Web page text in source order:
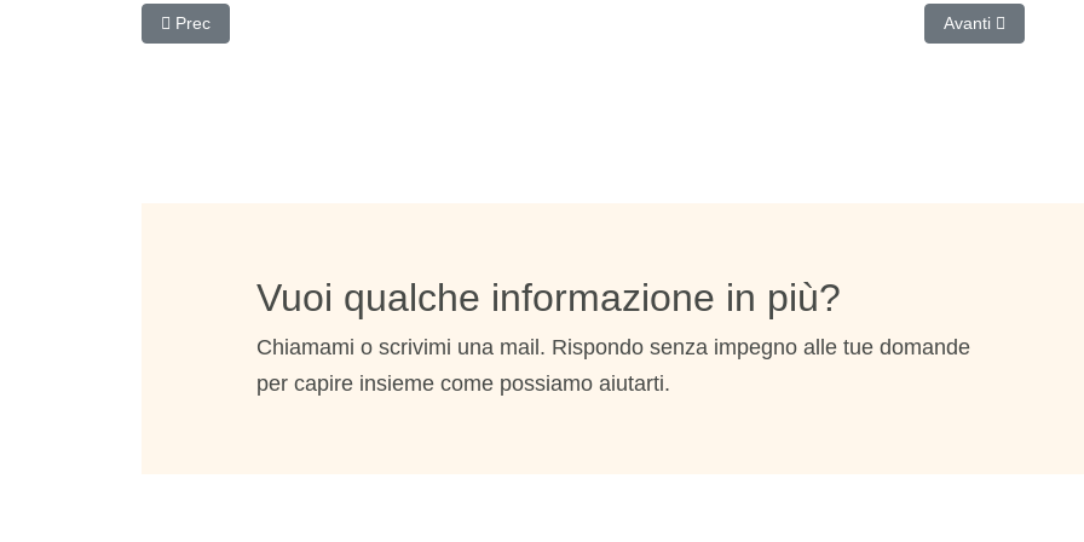
Articolo precedente: Ipocondria: ansia per la salute
Prec Articolo
Avanti
Vuoi qualche informazione in più?
Chiamami o scrivimi una mail. Rispondo senza impegno alle tue domande
per capire insieme come possiamo aiutarti.